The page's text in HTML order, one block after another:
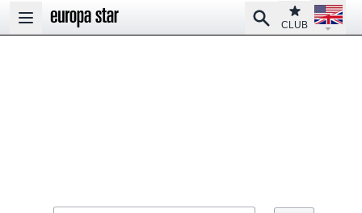
Open main menu
SearchClub
CLUB
Open